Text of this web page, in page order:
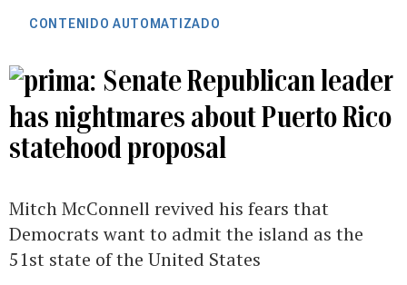
CONTENIDO AUTOMATIZADO
Senate Republican leader
has nightmares about Puerto Rico
statehood proposal
Mitch McConnell revived his fears that
Democrats want to admit the island as the
51st state of the United States